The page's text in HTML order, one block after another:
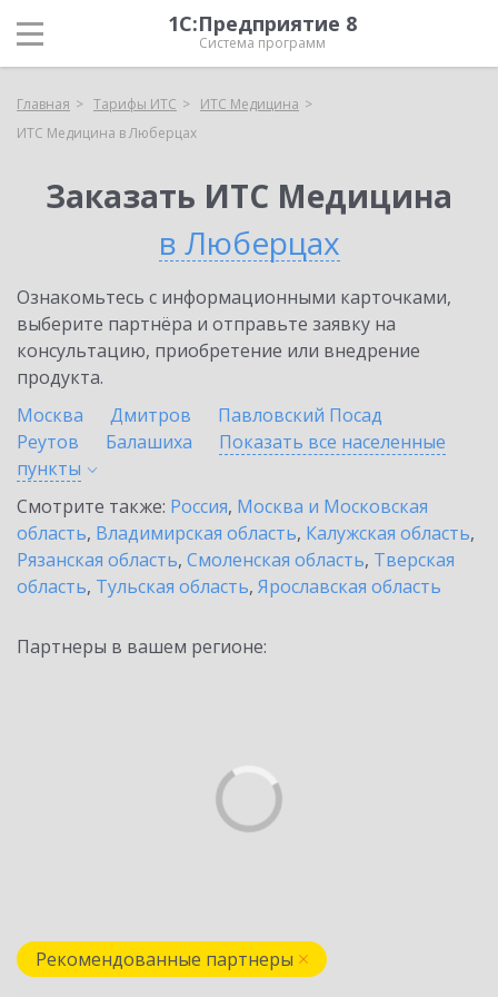
1С:Предприятие 8
Система программ
Главная Тарифы ИТС
ИТС Медицина
ИТС Медицина в Люберцах
Заказать ИТС Медицина
в Люберцах
Ознакомьтесь с информационными карточками,
выберите партнёра и отправьте заявку на
консультацию, приобретение или внедрение
продукта.
Москва
Дмитров
Павловский Посад
Реутов
Балашиха
Показать все населенные
пункты
Смотрите также: Россия, Москва и Московская
область, Владимирская область, Калужская область,
Рязанская область, Смоленская область, Тверская
область, Тульская область, Ярославская область
Партнеры в вашем регионе:
Рекомендованные партнеры